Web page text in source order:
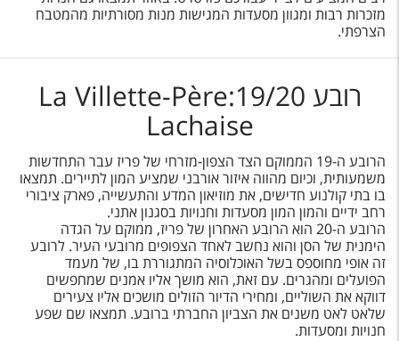
מזכרות רבות ומגוון מסעדות המגישות מנות מסורתיות מהמטבח
הצרפתי.
רובע 19/20:La Villette-Père
Lachaise
הרובע ה-19 הממוקם הצד הצפון-מזרחי של פריז עבר התחדשות
משמעותית, וכיום מהווה איזור אורבני שמציע המון לתיירים. תמצאו
בו בתי קולנוע חדישים, את מוזיאון המדע והתעשייה, פארק ציבורי
רחב ידיים והמון המון מסעדות וחנויות בסגנון אתני.
הרובע ה-20 הוא הרובע האחרון של פריז, ממוקם על הגדה
הימנית של הסן והוא נחשב לאחד הצפופים מרובעי העיר. לרובע
זה אופי מחוספס בשל האוכלוסיה המתגוררת בו, של מעמד
הפועלים ומהגרים. עם זאת, הוא מושך אליו אמנים שמחפשים
דווקא את השוליים, ומחירי הדיור הזולים מושכים אליו צעירים
שלאט לאט משנים את הצביון החברתי ברובע. תמצאו שם שפע
חנויות ומסעדות.